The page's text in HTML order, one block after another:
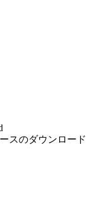
スのダウンロード